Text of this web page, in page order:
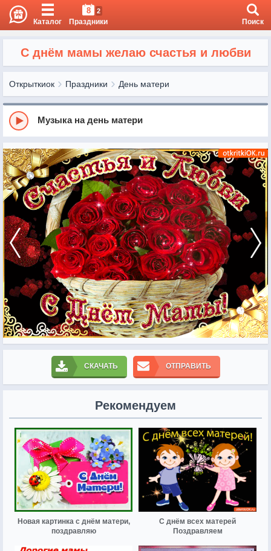
Каталог
8 2
Праздники Поиск
С днём мамы желаю счастья и любви
Открыткиок Праздники День матери
Музыка на день матери
СКАЧАТЬ ОТПРАВИТЬ
Рекомендуем
Новая картинка с днём матери,
поздравляю
С днём всех матерей
Поздравляем